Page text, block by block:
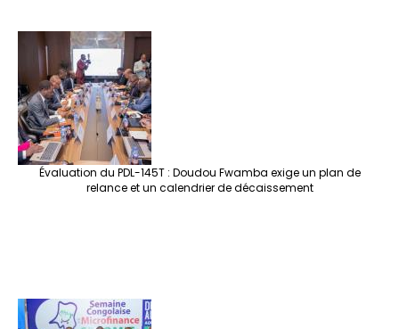
Évaluation du PDL-145T : Doudou Fwamba exige un plan de
relance et un calendrier de décaissement